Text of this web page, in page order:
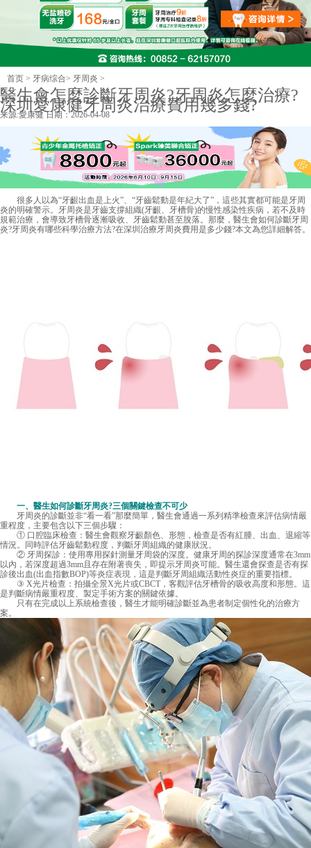
首页 > 牙病综合> 牙周炎 >
醫生會怎麼診斷牙周炎?牙周炎怎麼治療?
深圳愛康健牙周炎治療費用幾多錢?
来源:愛康健日期：2026-04-08
很多人以為“牙齦出血是上火”、“牙齒鬆動是年紀大了”，這些其實都可能是牙周
炎的明確警示。牙周炎是牙齒支撐組織(牙齦、牙槽骨)的慢性感染性疾病，若不及時
規範治療，會導致牙槽骨逐漸吸收、牙齒鬆動甚至脫落。那麼，醫生會如何診斷牙周
炎?牙周炎有哪些科學治療方法?在深圳治療牙周炎費用是多少錢?本文為您詳細解答。
一、醫生如何診斷牙周炎?三個關鍵檢查不可少
牙周炎的診斷並非“看一看”那麼簡單，醫生會通過一系列精準檢查來評估病情嚴
重程度，主要包含以下三個步驟：
① 口腔臨床檢查：醫生會觀察牙齦顏色、形態，檢查是否有紅腫、出血、退縮等
情況。同時評估牙齒鬆動程度，判斷牙周組織的健康狀況。
② 牙周探診：使用專用探針測量牙周袋的深度。健康牙周的探診深度通常在3mm
以內，若深度超過3mm且存在附著喪失，即提示牙周炎可能。醫生還會探查是否有探
診後出血(出血指數BOP)等炎症表現，這是判斷牙周組織活動性炎症的重要指標。
③ X光片檢查：拍攝全景X光片或CBCT，客觀評估牙槽骨的吸收高度和形態。這
是判斷病情嚴重程度、製定手術方案的關鍵依據。
只有在完成以上系統檢查後，醫生才能明確診斷並為患者制定個性化的治療方
案。